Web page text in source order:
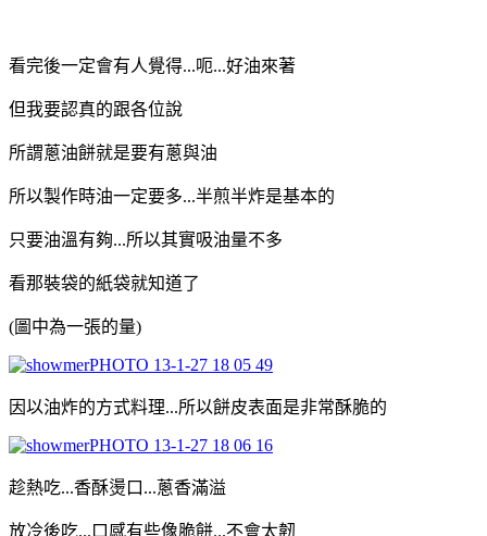
看完後一定會有人覺得...呃...好油來著
但我要認真的跟各位說
所謂蔥油餅就是要有蔥與油
所以製作時油一定要多...半煎半炸是基本的
只要油溫有夠...所以其實吸油量不多
看那裝袋的紙袋就知道了
(圖中為一張的量)
因以油炸的方式料理...所以餅皮表面是非常酥脆的
趁熱吃...香酥燙口...蔥香滿溢
放冷後吃...口感有些像脆餅...不會太韌